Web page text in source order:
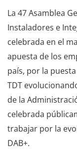
La 47 Asamblea
Instaladores e
celebrada en el
apuesta de los
país, por la
TDT
de la
celebrada
trabajar por la
DAB+.